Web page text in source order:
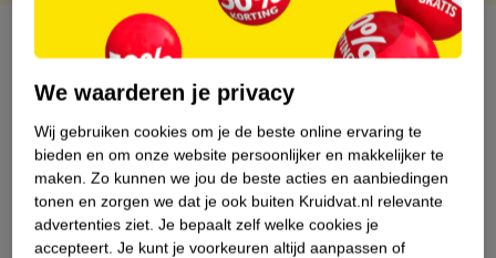
Over dit product
Productinformatie
Nature Impact Score
Dit product heeft (nog) geen Nature
Impact Score.
Meer informatie
We waarderen je privacy
Wij gebruiken cookies om je de beste online ervaring te
bieden en om onze website persoonlijker en makkelijker te
maken. Zo kunnen we jou de beste acties en aanbiedingen
tonen en zorgen we dat je ook buiten Kruidvat.nl relevante
advertenties ziet. Je bepaalt zelf welke cookies je
accepteert. Je kunt je voorkeuren altijd aanpassen of